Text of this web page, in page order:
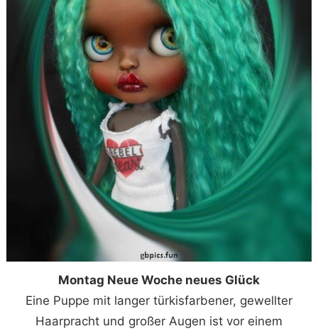
Montag Neue Woche neues Glück
Eine Puppe mit langer türkisfarbener, gewellter
Haarpracht und großer Augen ist vor einem